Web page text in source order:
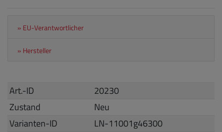
» EU-Verantwortlicher
» Hersteller
Art.-ID
20230
Zustand
Neu
Varianten-ID
LN-11001g46300